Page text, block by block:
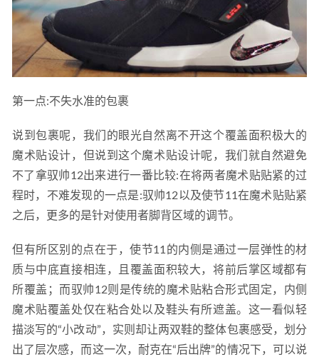
第一点:不失水准的包裹
说到包裹呢，我们的眼光自然离不开这个覆盖面积极大的
魔术贴设计，但说到这个魔术贴设计呢，我们就自然避免
不了拿驭帅12出来进行一番比较:在将两者魔术贴贴紧的过
程时，不难发现的一点是:驭帅12以及使节11在魔术贴贴紧
之后，更多的是针对使用者脚背区域的调节。
但有所区别的点在于，使节11的内侧是通过一层弹性的材
质与中底直接相连，且覆盖面积较大，将前后掌区域都有
所覆盖；而驭帅12则是传统的魔术贴粘合形式固定，内侧
魔术贴覆盖处仅在粘合处以及鞋头有所遮盖。这一看似轻
描淡写的“小改动”，实则却让两双鞋的整体包裹感受，划分
出了层次感，而这一次，耐克在“后出牌”的情况下，可以说